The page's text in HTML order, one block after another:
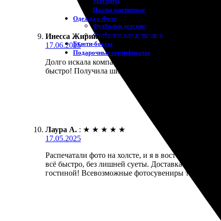
Пазлы магнитные
Одежда с Фото
Футболки детские
Футболки для взрослых
Бьюти-боксы
Подарочные сертификаты
Инесса Жириновская : ★ ★ ★ ★
17.06.2025
Долго искала компанию для печати фото на
быстро! Получила шикарную картину, качество
Лаура А. : ★ ★ ★ ★ ★
17.05.2025
Распечатали фото на холсте, и я в восторге!
всё быстро, без лишней суеты. Доставка пришла
гостиной! Всевозможные фотосувениры также